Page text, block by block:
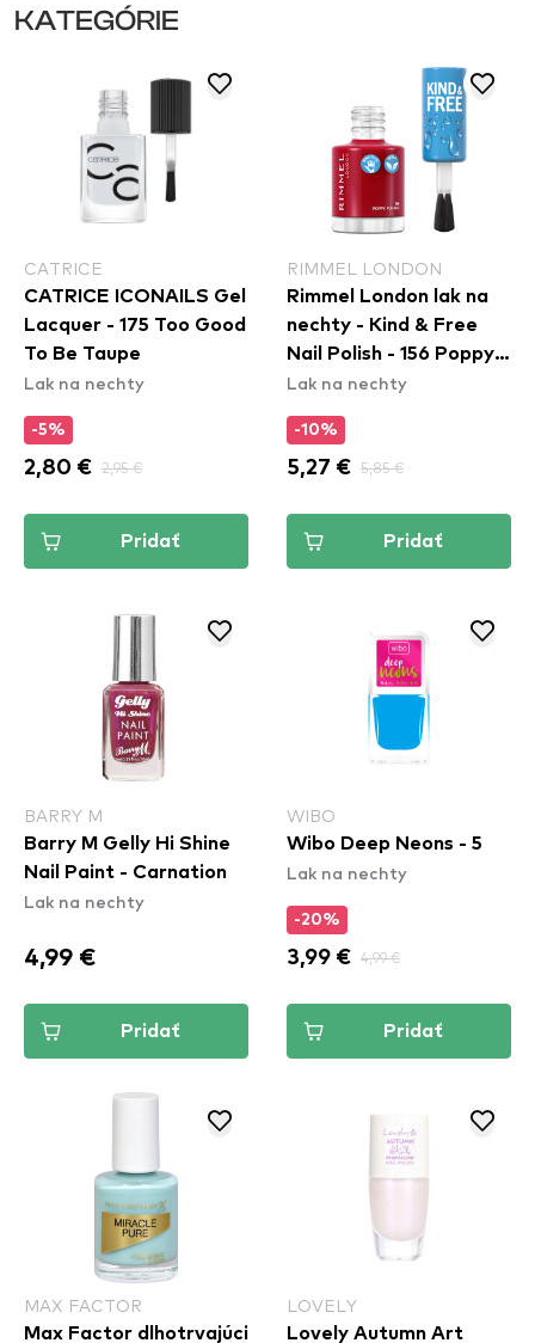
KATEGÓRIE
CATRICE
CATRICE ICONAILS Gel
Lacquer - 175 Too Good
To Be Taupe
Lak na nechty
-5%
2,80 € 2,95 €
Pridať
RIMMEL LONDON
Rimmel London lak na
nechty - Kind & Free
Nail Polish - 156 Poppy
Pop Red
Lak na nechty
-10%
5,27 € 5,85 €
Pridať
BARRY M
Barry M Gelly Hi Shine
Nail Paint - Carnation
Lak na nechty
4,99 €
Pridať
WIBO
Wibo Deep Neons - 5
Lak na nechty
-20%
3,99 € 4,99 €
Pridať
MAX FACTOR
Max Factor dlhotrvajúci
LOVELY
Lovely Autumn Art